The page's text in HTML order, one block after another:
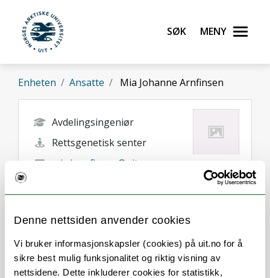
Denne nettsiden anvender cookies
Vi bruker informasjonskapsler (cookies) på uit.no for å
sikre best mulig funksjonalitet og riktig visning av
nettsidene. Dette inkluderer cookies for statistikk,
Gå til hovedinnhold
UiT Norges arktiske universitet
Søk Meny
Enheten Ansatte Mia Johanne Arnfinsen
Avdelingsingeniør
Rettsgenetisk senter
mia.j.arnfinsen@uit.no